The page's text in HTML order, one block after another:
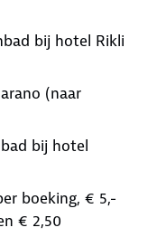
bij hotel Rikli
(naar
bij hotel
boeking, € 5,-
€ 2,50